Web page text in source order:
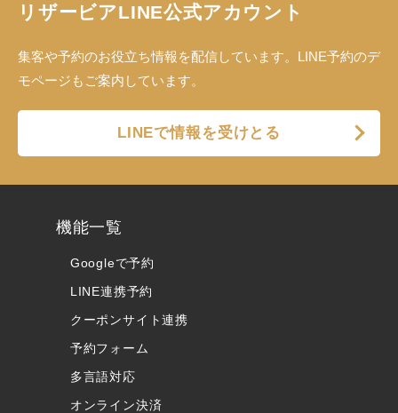
リザービアLINE公式アカウント
集客や予約のお役立ち情報を配信しています。LINE予約のデ
モページもご案内しています。
LINEで情報を受けとる
機能一覧
Googleで予約
LINE連携予約
クーポンサイト連携
予約フォーム
多言語対応
オンライン決済